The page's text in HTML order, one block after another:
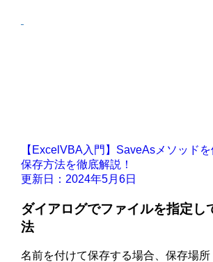
【ExcelVBA入門】SaveAsメソッド
保存方法を徹底解説！
更新日：2024年5月6日
ダイアログでファイルを指定し
法
名前を付けて保存する場合、保存場